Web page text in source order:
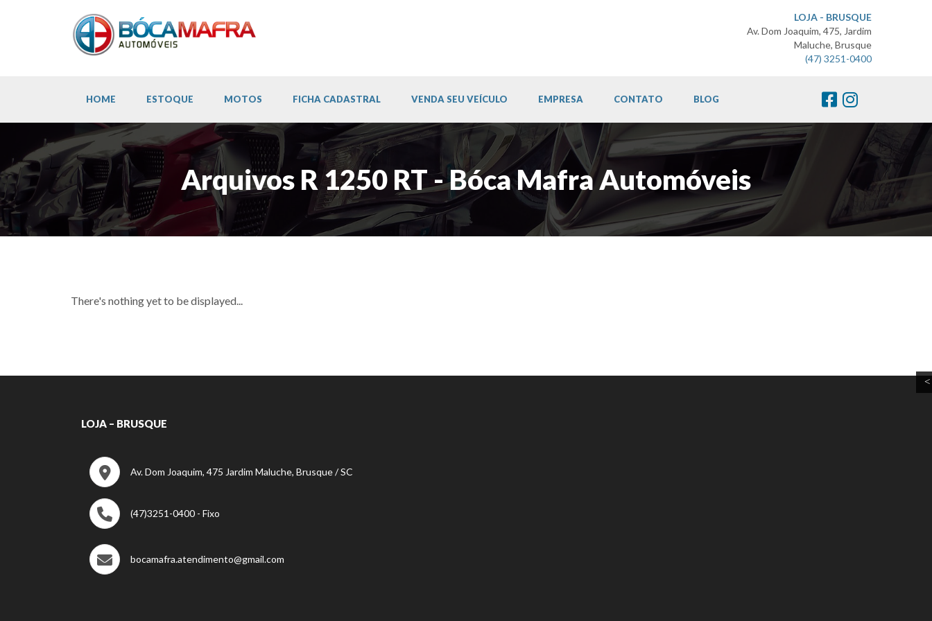
LOJA - BRUSQUE
Av. Dom Joaquim, 475, Jardim
Maluche, Brusque
(47) 3251-0400
HOME ESTOQUE MOTOS FICHA CADASTRAL VENDA SEU VEÍCULO EMPRESA CONTATO BLOG
Arquivos R 1250 RT - Bóca Mafra Automóveis
There's nothing yet to be displayed...
LOJA – BRUSQUE
Av. Dom Joaquim, 475 Jardim Maluche, Brusque / SC
(47)3251-0400 - Fixo
bocamafra.atendimento@gmail.com